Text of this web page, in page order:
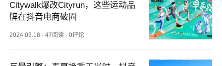
Citywalk爆改Cityrun，这些运动品
牌在抖音电商破圈
2024.03.18 ·47阅读 ·0评论